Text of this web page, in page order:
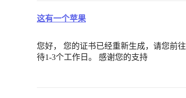
这有一个苹果
您好， 您的证书已经重新生成，请您前往
待1-3个工作日。 感谢您的支持